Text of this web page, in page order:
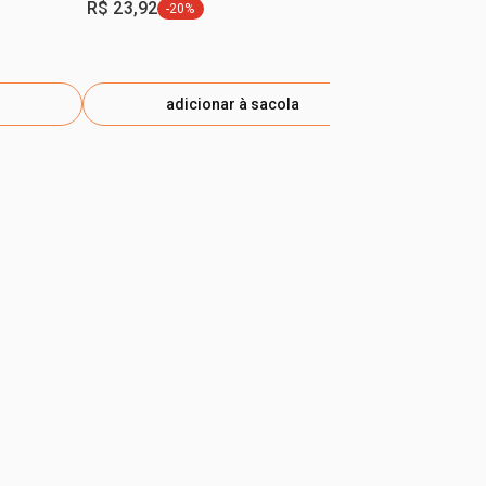
R$ 23,92 etiqueta -20%
-20%
adicionar à sacola